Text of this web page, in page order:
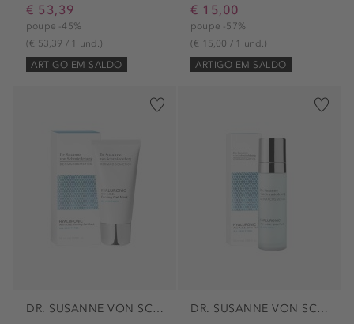
€ 53,39
poupe -45%
(€ 53,39 / 1 und.)
ARTIGO EM SALDO
€ 15,00
poupe -57%
(€ 15,00 / 1 und.)
ARTIGO EM SALDO
DR. SUSANNE VON SCHMIEDEBERG
DR. SUSANNE VON SCHMIEDEBERG